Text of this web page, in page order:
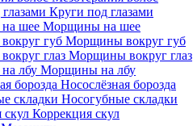
Круги под глазами
Морщины на шее
Морщины вокруг губ
Морщины вокруг глаз
Морщины на лбу
Носослёзная борозда
Носогубные складки
Коррекция скул